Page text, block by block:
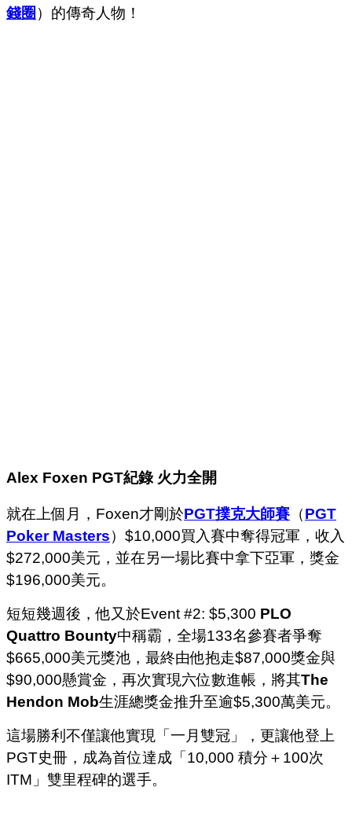
錢圈 ）的傳奇人物！
Alex Foxen PGT紀錄 火力全開
就在上個月，Foxen才剛於PGT撲克大師賽 （PGT
Poker Masters）$10,000買入賽中奪得冠軍，收入
$272,000美元，並在另一場比賽中拿下亞軍，獎金
$196,000美元。
短短幾週後，他又於Event #2: $5,300 PLO
Quattro Bounty中稱霸，全場133名參賽者爭奪
$665,000美元獎池，最終由他抱走$87,000獎金與
$90,000懸賞金，再次實現六位數進帳，將其The
Hendon Mob生涯總獎金推升至逾$5,300萬美元。
這場勝利不僅讓他實現「一月雙冠」，更讓他登上
PGT史冊，成為首位達成「10,000 積分＋100次
ITM」雙里程碑的選手。